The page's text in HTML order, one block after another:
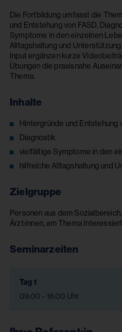
Die Fortbildung umfasst die
und Entstehung von FASD,
Symptome in den einzelnen
Alltagshaltung und
Input ergänzen kurze
Übungen die praxisnahe
Thema.
Inhalte
Hintergründe und Entstehung
Diagnostik
vielfältige Symptome in den
hilfreiche Alltagshaltung und
Zielgruppe
Personen aus dem
Ärzt:innen, am Thema
Seminarzeiten
Tag 1
09:00 - 16:00 Uhr